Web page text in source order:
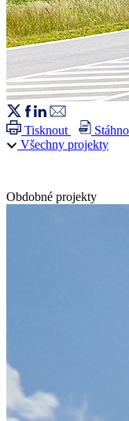
Tisknout
Všechny projekty
Obdobné projekty